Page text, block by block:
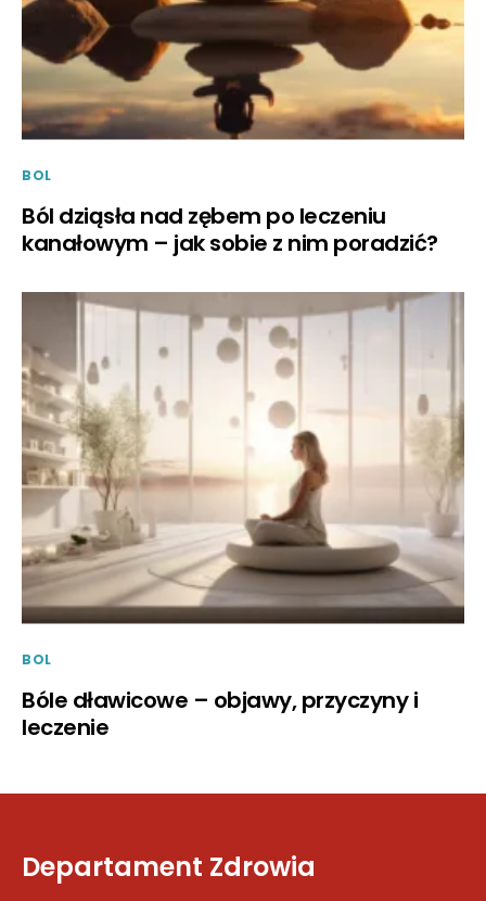
BOL
Ból dziąsła nad zębem po leczeniu
kanałowym – jak sobie z nim poradzić?
BOL
Bóle dławicowe – objawy, przyczyny i
leczenie
Departament Zdrowia